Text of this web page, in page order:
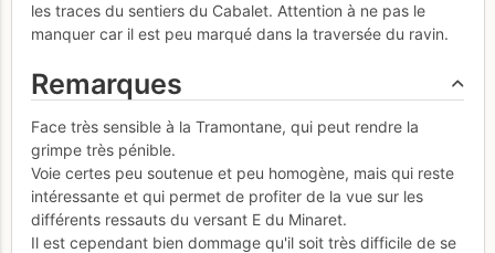
les traces du sentiers du Cabalet. Attention à ne pas le
manquer car il est peu marqué dans la traversée du ravin.
Remarques
Face très sensible à la Tramontane, qui peut rendre la
grimpe très pénible.
Voie certes peu soutenue et peu homogène, mais qui reste
intéressante et qui permet de profiter de la vue sur les
différents ressauts du versant E du Minaret.
Il est cependant bien dommage qu'il soit très difficile de se